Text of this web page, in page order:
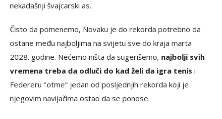
nekadašnji švajcarski as.
Čisto da pomenemo, Novaku je do rekorda potrebno da
ostane među najboljima na svijetu sve do kraja marta
2028. godine. Nećemo ništa da sugerišemo, najbolji svih
vremena treba da odluči do kad želi da igra tenis i
Federeru "otme" jedan od posljednjih rekorda koji je
njegovim navijačima ostao da se ponose.